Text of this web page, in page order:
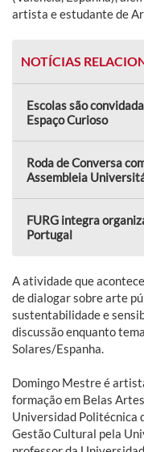
artista e estudante de
NOTÍCIAS
Escolas são
Espaço Curioso
Roda de Conversa
Assembleia
FURG integra
Portugal
A atividade que
de dialogar sobre arte
sustentabilidade e
discussão enquanto
Solares/Espanha.
Domingo Mestre é
formação em Belas
Universidad Politécnica
Gestão Cultural pela